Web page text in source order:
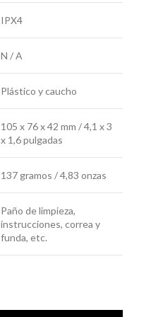
IPX4
N / A
Plástico y caucho
105 x 76 x 42 mm / 4,1 x 3
x 1,6 pulgadas
137 gramos / 4,83 onzas
Paño de limpieza,
instrucciones, correa y
funda, etc.